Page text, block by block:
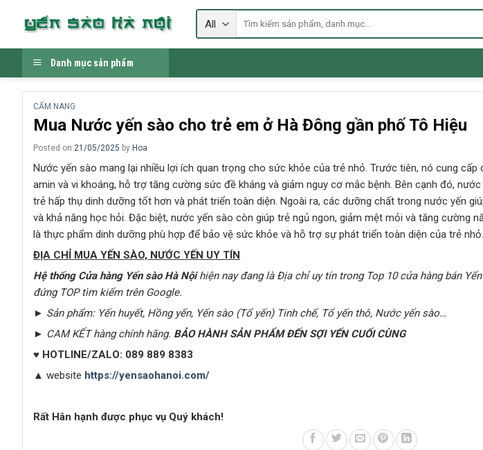
Tìm
Danh mục sản phẩm
CẨM NANG
Mua Nước yến sào cho trẻ em ở Hà Đông gần phố Tô Hiệu
Posted on 21/05/2025 by Hoa
Nước yến sào mang lại nhiều lợi ích quan trọng cho sức khỏe của trẻ nhỏ. Trước tiên, nó cung
amin và vi khoáng, hỗ trợ tăng cường sức đề kháng và giảm nguy cơ mắc bệnh. Bên cạnh đó,
trẻ hấp thụ dinh dưỡng tốt hơn và phát triển toàn diện. Ngoài ra, các dưỡng chất trong nước yến
và khả năng học hỏi. Đặc biệt, nước yến sào còn giúp trẻ ngủ ngon, giảm mệt mỏi và tăng cường
là thực phẩm dinh dưỡng phù hợp để bảo vệ sức khỏe và hỗ trợ sự phát triển toàn diện của trẻ nhỏ.
ĐỊA CHỈ MUA YẾN SÀO, NƯỚC YẾN UY TÍN
Hệ thống Cửa hàng Yến sào Hà Nộihiện nay đang là Địa chỉ uy tín trong Top 10 cửa hàng bán
đứng TOP tìm kiếm trên Google.
► Sản phẩm: Yến huyết, Hồng yến, Yến sào (Tổ yến) Tinh chế, Tổ yến thô, Nước yến sào…
► CAM KẾT hàng chính hãng. BẢO HÀNH SẢN PHẨM ĐẾN SỢI YẾN CUỐI CÙNG
♥ HOTLINE/ZALO: 089 889 8383
▲ website https://yensaohanoi.com/
Rất Hân hạnh được phục vụ Quý khách!